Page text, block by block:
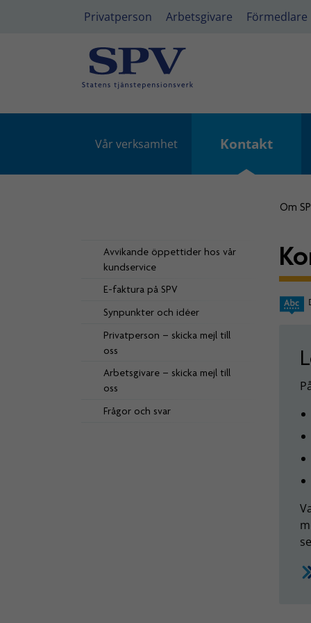
Privatperson Arbetsgivare Förmedlare
Vår verksamhet Kontakt
Om
Avvikande öppettider hos vår
kundservice
E-faktura på SPV
Synpunkter och idéer
Privatperson – skicka mejl till
oss
Arbetsgivare – skicka mejl till
oss
Frågor och svar